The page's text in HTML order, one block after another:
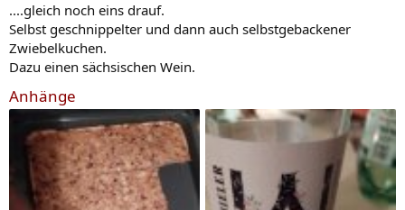
:
....gleich noch eins drauf.
Selbst geschnippelter und dann auch selbstgebackener
Zwiebelkuchen.
Dazu einen sächsischen Wein.
Anhänge